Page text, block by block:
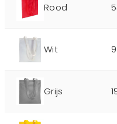
Rood
Wit
Grijs